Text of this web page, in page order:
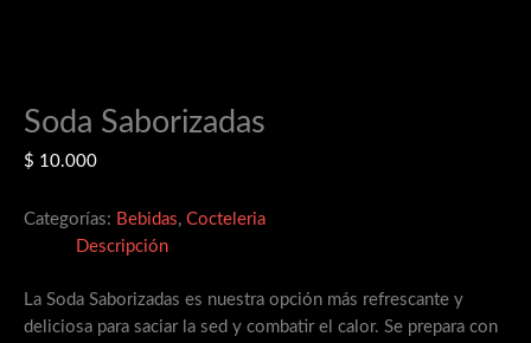
Soda Saborizadas
$ 10.000
Categorías: Bebidas, Cocteleria
Descripción
La Soda Saborizadas es nuestra opción más refrescante y
deliciosa para saciar la sed y combatir el calor. Se prepara con